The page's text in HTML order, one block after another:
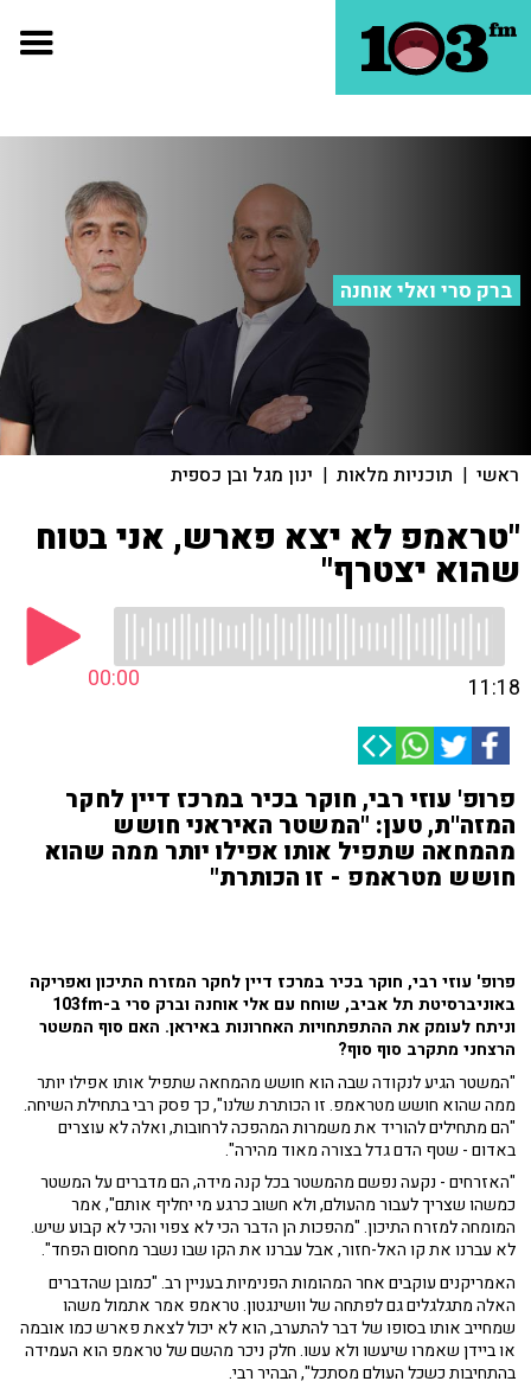
ברק סרי ואלי אוחנה
ראשי | תוכניות מלאות | ינון מגל ובן כספית
"טראמפ לא יצא פארש, אני בטוח
שהוא יצטרף"
00:00 11:18
פרופ' עוזי רבי, חוקר בכיר במרכז דיין לחקר
המזה''ת, טען: "המשטר האיראני חושש
מהמחאה שתפיל אותו אפילו יותר ממה שהוא
חושש מטראמפ - זו הכותרת"
פרופ' עוזי רבי, חוקר בכיר במרכז דיין לחקר המזרח התיכון ואפריקה
באוניברסיטת תל אביב, שוחח עם אלי אוחנה וברק סרי ב-103fm
וניתח לעומק את ההתפתחויות האחרונות באיראן. האם סוף המשטר
הרצחני מתקרב סוף סוף?
"המשטר הגיע לנקודה שבה הוא חושש מהמחאה שתפיל אותו אפילו יותר
ממה שהוא חושש מטראמפ. זו הכותרת שלנו", כך פסק רבי בתחילת השיחה.
"הם מתחילים להוריד את משמרות המהפכה לרחובות, ואלה לא עוצרים
באדום - שטף הדם גדל בצורה מאוד מהירה".
"האזרחים - נקעה נפשם מהמשטר בכל קנה מידה, הם מדברים על המשטר
כמשהו שצריך לעבור מהעולם, ולא חשוב כרגע מי יחליף אותם", אמר
המומחה למזרח התיכון. "מהפכות הן הדבר הכי לא צפוי והכי לא קבוע שיש.
לא עברנו את קו האל-חזור, אבל עברנו את הקו שבו נשבר מחסום הפחד".
האמריקנים עוקבים אחר המהומות הפנימיות בעניין רב. "כמובן שהדברים
האלה מתגלגלים גם לפתחה של וושינגטון. טראמפ אמר אתמול משהו
שמחייב אותו בסופו של דבר להתערב, הוא לא יכול לצאת פארש כמו אובמה
או ביידן שאמרו שיעשו ולא עשו. חלק ניכר מהשם של טראמפ הוא העמידה
בהתחיבות כשכל העולם מסתכל", הבהיר רבי.